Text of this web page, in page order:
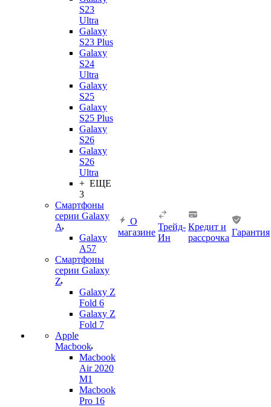
S23
Ultra
Galaxy
S23 Plus
Galaxy
S24
Ultra
Galaxy
S25
Galaxy
S25 Plus
Galaxy
S26
Galaxy
S26
Ultra
+ ЕЩЕ
3
Смартфоны
серии Galaxy
A
Galaxy
A57
Смартфоны
серии Galaxy
Z
Galaxy Z
Fold 6
Galaxy Z
Fold 7
Apple
Macbook
Macbook
Air 2020
M1
Macbook
Pro 16
О
магазине
Трейд-
Ин
Кредит и
рассрочка
Гарантия